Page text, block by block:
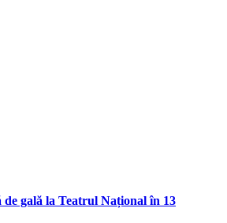
gală la Teatrul Național în 13